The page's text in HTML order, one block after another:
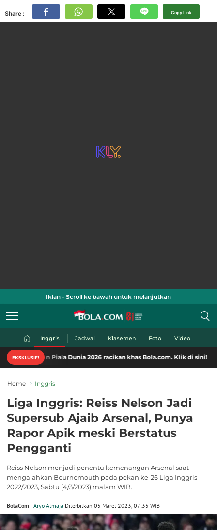
Share : Copy Link
Iklan - Scroll ke bawah untuk melanjutkan
Inggris Jadwal Klasemen Foto Video
EKSKLUSIF!
Piala Dunia 2026 racikan khas Bola.com. Klik di sini!
Home Inggris
Liga Inggris: Reiss Nelson Jadi
Supersub Ajaib Arsenal, Punya
Rapor Apik meski Berstatus
Pengganti
Reiss Nelson menjadi penentu kemenangan Arsenal saat
mengalahkan Bournemouth pada pekan ke-26 Liga Inggris
2022/2023, Sabtu (4/3/2023) malam WIB.
BolaCom | Aryo Atmaja Diterbitkan 05 Maret 2023, 07:35 WIB